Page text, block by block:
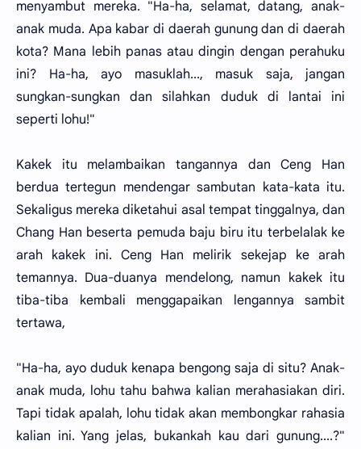
menyambut mereka. "Ha-ha, selamat, datang, anak-
anak muda. Apa kabar di daerah gunung dan di daerah
kota? Mana lebih panas atau dingin dengan perahuku
ini? Ha-ha, ayo masuklah..., masuk saja, jangan
sungkan-sungkan dan silahkan duduk di lantai ini
seperti lohu!"
Kakek itu melambaikan tangannya dan Ceng Han
berdua tertegun mendengar sambutan kata-kata itu.
Sekaligus mereka diketahui asal tempat tinggalnya, dan
Chang Han beserta pemuda baju biru itu terbelalak ke
arah kakek ini. Ceng Han melirik sekejap ke arah
temannya. Dua-duanya mendelong, namun kakek itu
tiba-tiba kembali menggapaikan lengannya sambit
tertawa,
"Ha-ha, ayo duduk kenapa bengong saja di situ? Anak-
anak muda, lohu tahu bahwa kalian merahasiakan diri.
Tapi tidak apalah, lohu tidak akan membongkar rahasia
kalian ini. Yang jelas, bukankah kau dari gunung....?"